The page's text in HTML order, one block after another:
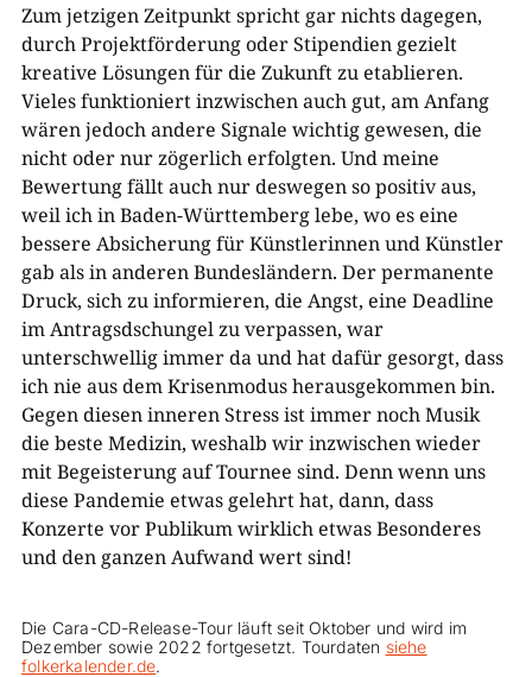
Zum jetzigen Zeitpunkt spricht gar nichts dagegen,
durch Projektförderung oder Stipendien gezielt
kreative Lösungen für die Zukunft zu etablieren.
Vieles funktioniert inzwischen auch gut, am Anfang
wären jedoch andere Signale wichtig gewesen, die
nicht oder nur zögerlich erfolgten. Und meine
Bewertung fällt auch nur deswegen so positiv aus,
weil ich in Baden-Württemberg lebe, wo es eine
bessere Absicherung für Künstlerinnen und Künstler
gab als in anderen Bundesländern. Der permanente
Druck, sich zu informieren, die Angst, eine Deadline
im Antragsdschungel zu verpassen, war
unterschwellig immer da und hat dafür gesorgt, dass
ich nie aus dem Krisenmodus herausgekommen bin.
Gegen diesen inneren Stress ist immer noch Musik
die beste Medizin, weshalb wir inzwischen wieder
mit Begeisterung auf Tournee sind. Denn wenn uns
diese Pandemie etwas gelehrt hat, dann, dass
Konzerte vor Publikum wirklich etwas Besonderes
und den ganzen Aufwand wert sind!
Die Cara-CD-Release-Tour läuft seit Oktober und wird im
Dezember sowie 2022 fortgesetzt. Tourdaten siehe
folkerkalender.de.